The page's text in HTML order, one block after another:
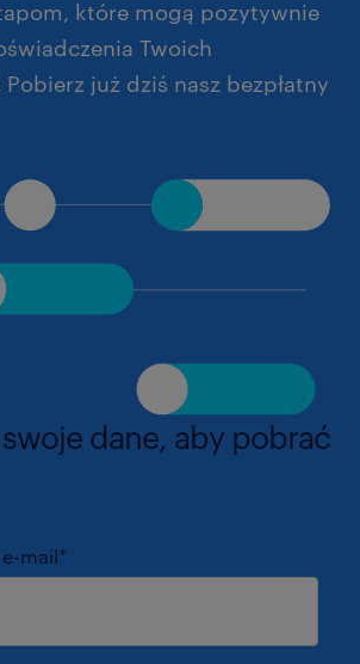
które mogą pozytywnie
Twoich
już dziś nasz bezpłatny
dane, aby pobrać
mail*